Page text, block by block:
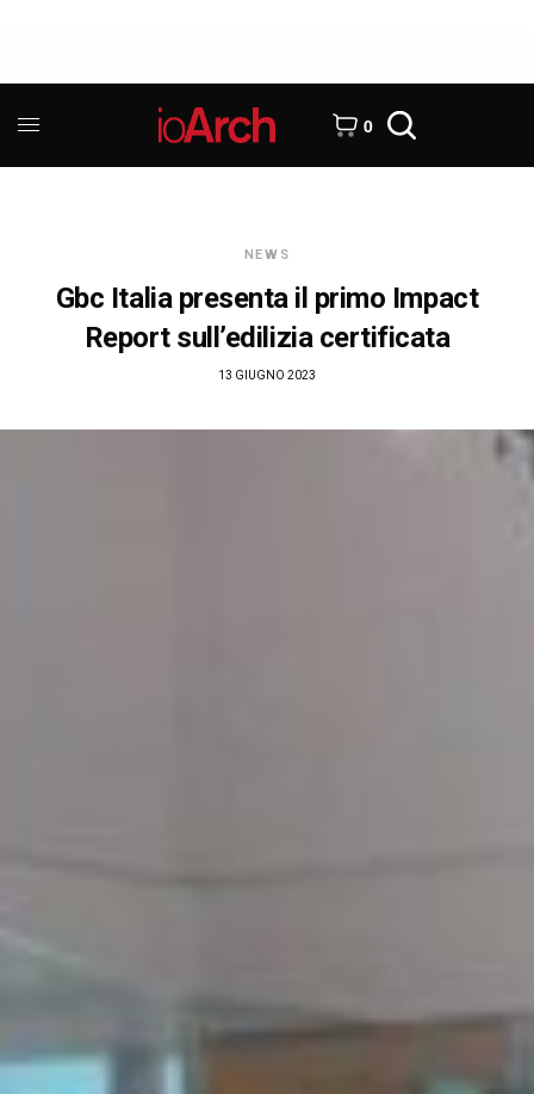
0
NEWS
Gbc Italia presenta il primo Impact
Report sull’edilizia certificata
13 GIUGNO 2023